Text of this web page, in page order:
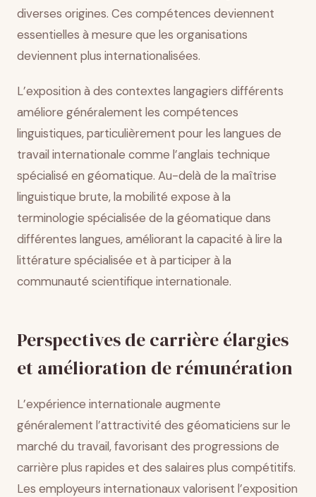
diverses origines. Ces compétences deviennent
essentielles à mesure que les organisations
deviennent plus internationalisées.
L’exposition à des contextes langagiers différents
améliore généralement les compétences
linguistiques, particulièrement pour les langues de
travail internationale comme l’anglais technique
spécialisé en géomatique. Au-delà de la maîtrise
linguistique brute, la mobilité expose à la
terminologie spécialisée de la géomatique dans
différentes langues, améliorant la capacité à lire la
littérature spécialisée et à participer à la
communauté scientifique internationale.
Perspectives de carrière élargies
et amélioration de rémunération
L’expérience internationale augmente
généralement l’attractivité des géomaticiens sur le
marché du travail, favorisant des progressions de
carrière plus rapides et des salaires plus compétitifs.
Les employeurs internationaux valorisent l’exposition